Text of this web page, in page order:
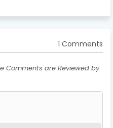
1 Comments
Comments are Reviewed by